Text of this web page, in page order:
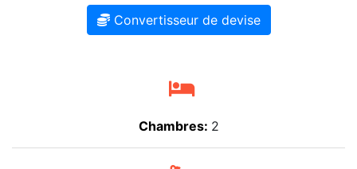
Convertisseur de devise
Chambres: 2